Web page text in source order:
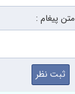
متن پیغام :